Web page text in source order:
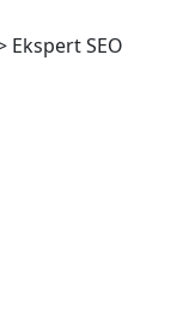
Ekspert SEO